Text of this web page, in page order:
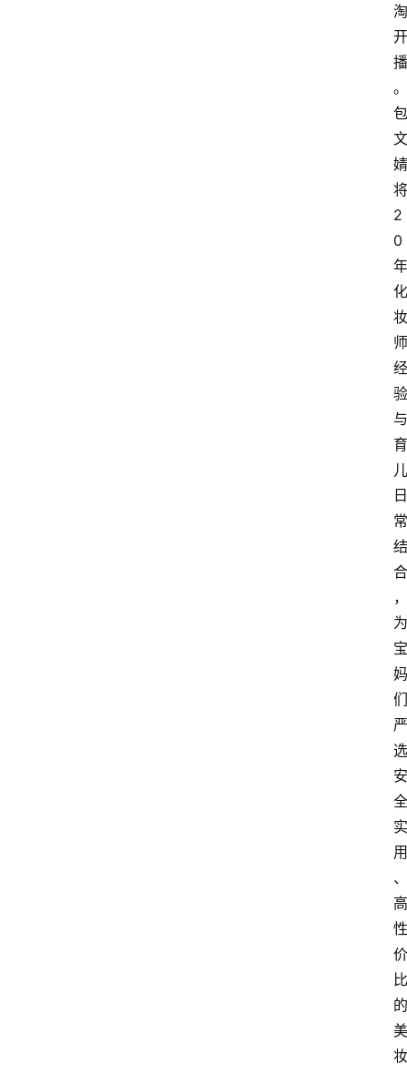
淘
开
播
。
包
文
婧
将
2
0
年
化
妆
师
经
验
与
育
儿
日
常
结
合
，
为
宝
妈
们
严
选
安
全
实
用
、
高
性
价
比
的
美
妆